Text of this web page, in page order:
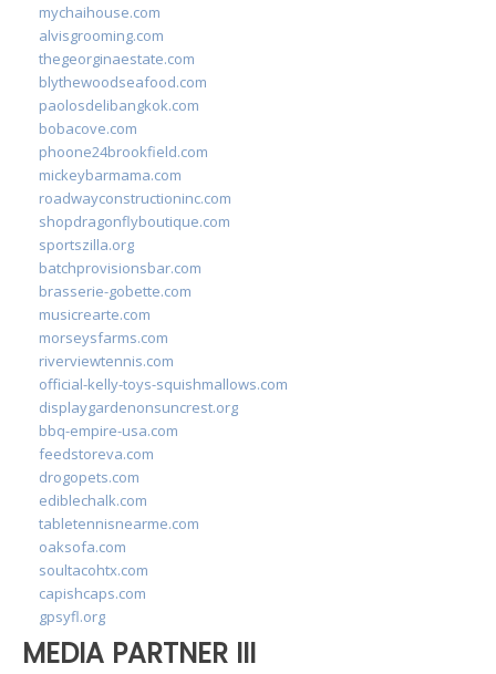
mychaihouse.com
alvisgrooming.com
thegeorginaestate.com
blythewoodseafood.com
paolosdelibangkok.com
bobacove.com
phoone24brookfield.com
mickeybarmama.com
roadwayconstructioninc.com
shopdragonflyboutique.com
sportszilla.org
batchprovisionsbar.com
brasserie-gobette.com
musicrearte.com
morseysfarms.com
riverviewtennis.com
official-kelly-toys-squishmallows.com
displaygardenonsuncrest.org
bbq-empire-usa.com
feedstoreva.com
drogopets.com
ediblechalk.com
tabletennisnearme.com
oaksofa.com
soultacohtx.com
capishcaps.com
gpsyfl.org
MEDIA PARTNER III